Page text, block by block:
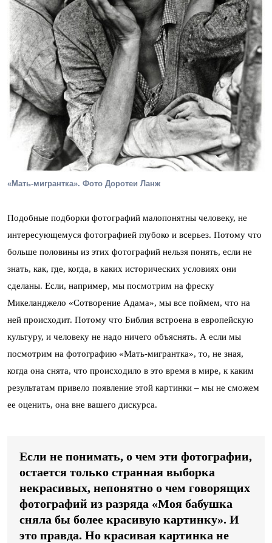
«Мать-мигрантка». Фото Доротеи Ланж
Подобные подборки фотографий малопонятны человеку, не
интересующемуся фотографией глубоко и всерьез. Потому что
больше половины из этих фотографий нельзя понять, если не
знать, как, где, когда, в каких исторических условиях они
сделаны. Если, например, мы посмотрим на фреску
Микеланджело «Сотворение Адама», мы все поймем, что на
ней происходит. Потому что Библия встроена в европейскую
культуру, и человеку не надо ничего объяснять. А если мы
посмотрим на фотографию «Мать-мигрантка», то, не зная,
когда она снята, что происходило в это время в мире, к каким
результатам привело появление этой картинки – мы не сможем
ее оценить, она вне вашего дискурса.
Если не понимать, о чем эти фотографии,
остается только странная выборка
некрасивых, непонятно о чем говорящих
фотографий из разряда «Моя бабушка
сняла бы более красивую картинку». И
это правда. Но красивая картинка не